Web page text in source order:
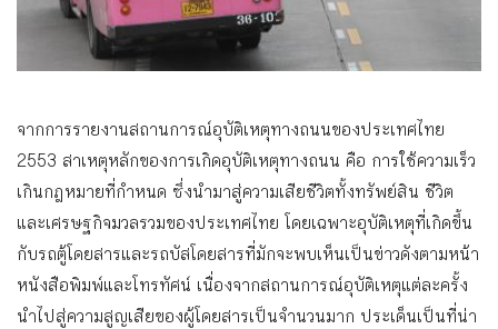
จากการรายงานสถานการณ์อุบัติเหตุทางถนนของประเทศไทย
2553 สาเหตุหลักของการเกิดอุบัติเหตุทางถนน คือ การใช้ความเร็ว
เกินกฎหมายที่กำหนด ซึ่งนำมาสู่ความเสียชีวิตทั้งทรัพย์สิน ชีวิต
และเศรษฐกิจมวลรวมของประเทศไทย โดยเฉพาะอุบัติเหตุที่เกิดขึ้น
กับรถตู้โดยสารและรถบัสโดยสารที่มักจะพบเห็นเป็นข่าวดังตามหน้า
หนังสือพิมพ์และโทรทัศน์ เนื่องจากสถานการณ์อุบัติเหตุแต่ละครั้ง
นำไปสู่ความสูญเสียของผู้โดยสารเป็นจำนวนมาก ประเด็นเป็นที่น่า